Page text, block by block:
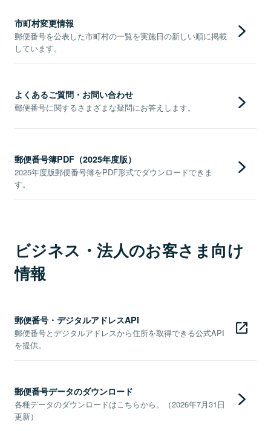
市町村変更情報
郵便番号を公表した市町村の一覧を実施日の新しい順に掲載
しています。
よくあるご質問・お問い合わせ
郵便番号に関するさまざまな疑問にお答えします。
郵便番号簿PDF（2025年度版）
2025年度版郵便番号簿をPDF形式でダウンロードできま
す。
ビジネス・法人のお客さま向け
情報
郵便番号・デジタルアドレスAPI
郵便番号とデジタルアドレスから住所を取得できる公式API
を提供。
郵便番号データのダウンロード
各種データのダウンロードはこちらから。（2026年7月31日
更新）